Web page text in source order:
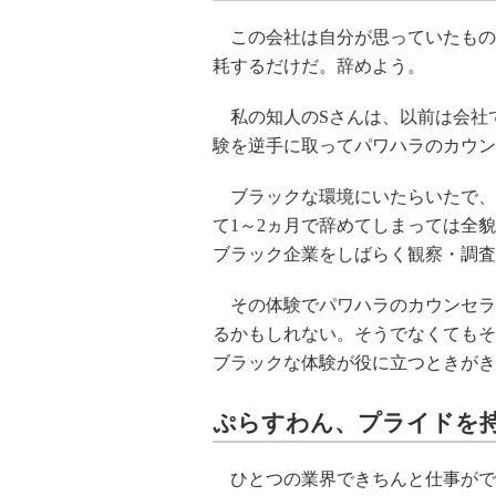
この会社は自分が思っていたも
耗するだけだ。辞めよう。
私の知人のSさんは、以前は会社
験を逆手に取ってパワハラのカウ
ブラックな環境にいたらいたで
て1～2ヵ月で辞めてしまっては全
ブラック企業をしばらく観察・調
その体験でパワハラのカウンセ
るかもしれない。そうでなくても
ブラックな体験が役に立つときが
ぷらすわん、プライドを
ひとつの業界できちんと仕事が